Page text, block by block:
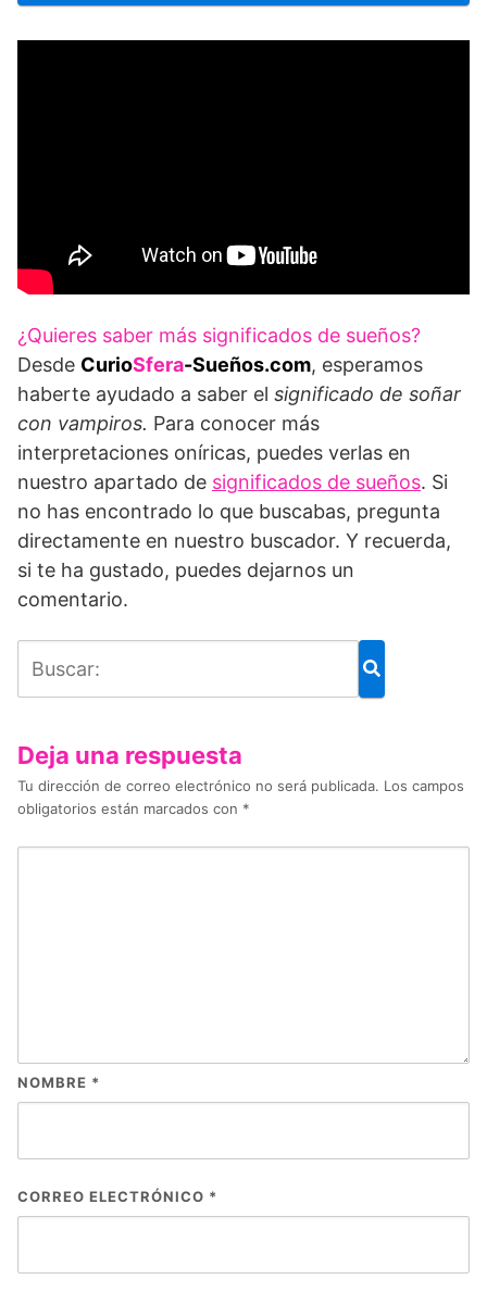
¿Quieres saber más significados de sueños?
Desde CurioSfera-Sueños.com, esperamos
haberte ayudado a saber el significado de soñar
con vampiros. Para conocer más
interpretaciones oníricas, puedes verlas en
nuestro apartado de significados de sueños. Si
no has encontrado lo que buscabas, pregunta
directamente en nuestro buscador. Y recuerda,
si te ha gustado, puedes dejarnos un
comentario.
Deja una respuesta
Tu dirección de correo electrónico no será publicada. Los campos
obligatorios están marcados con *
NOMBRE *
CORREO ELECTRÓNICO *